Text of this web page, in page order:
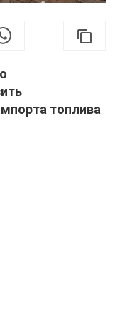
топлива